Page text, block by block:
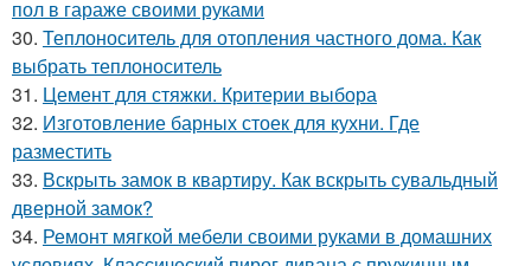
пол в гараже своими руками
30. Теплоноситель для отопления частного дома. Как
выбрать теплоноситель
31. Цемент для стяжки. Критерии выбора
32. Изготовление барных стоек для кухни. Где
разместить
33. Вскрыть замок в квартиру. Как вскрыть сувальдный
дверной замок?
34. Ремонт мягкой мебели своими руками в домашних